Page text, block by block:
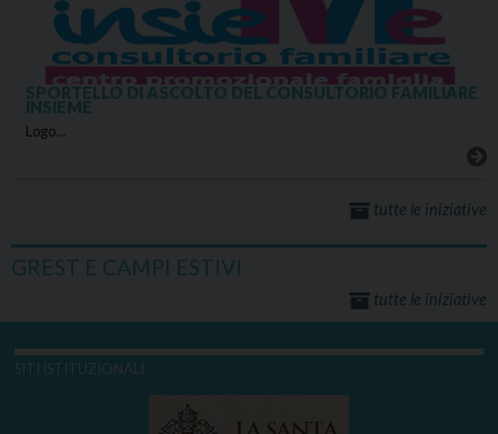
SPORTELLO DI ASCOLTO DEL CONSULTORIO FAMILIARE
INSIEME
Logo…
tutte le iniziative
GREST E CAMPI ESTIVI
tutte le iniziative
SITI ISTITUZIONALI